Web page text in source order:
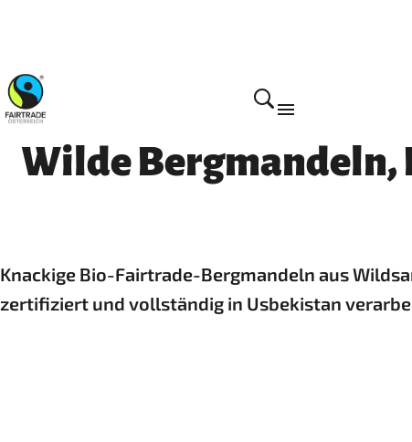
Home
Wilde Bergmandeln,
Knackige Bio-Fairtrade-Bergmandeln aus
zertifiziert und vollständig in Usbekistan